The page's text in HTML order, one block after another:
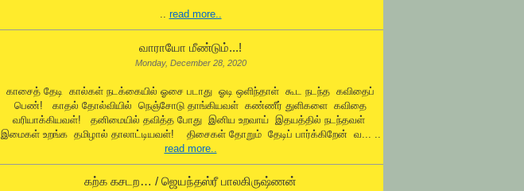
.. read more..
வாராயோ மீண்டும்...!
Monday, December 28, 2020
காசைத் தேடி கால்கள் நடக்கையில் ஓசை படாது ஓடி ஒளிந்தாள் கூட நடந்த கவிதைப்
பெண்! காதல் தோல்வியில் நெஞ்சோடு தாங்கியவள் கண்ணீர் துளிகளை கவிதை
வரியாக்கியவள்! தனிமையில் தவித்த போது இனிய உறவாய் இதயத்தில் நடந்தவள்
இமைகள் உறங்க தமிழால் தாலாட்டியவள்! திசைகள் தோறும் தேடிப் பார்க்கிறேன் வ... ..
read more..
கற்க கசடற… / ஜெயந்தஸ்ரீ பாலகிருஷ்ணன்